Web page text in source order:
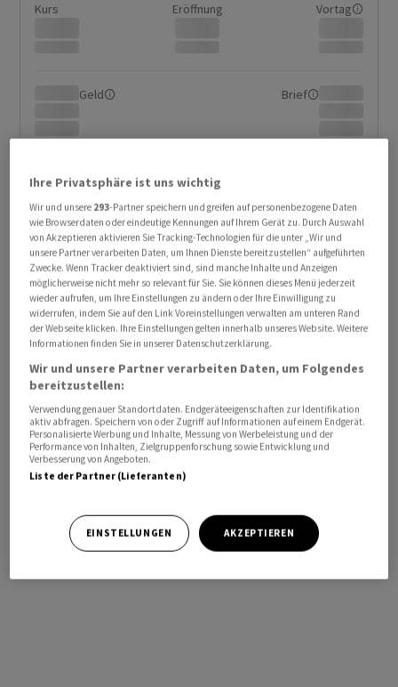
Kurs Eröffnung Vortag
Geld Brief
KURSENTWICKLUNG
Sie erhalten verzögerte Kurse.
Jetzt Realtime Daten erhalten
Ihre Privatsphäre ist uns wichtig
Wir und unsere 293-Partner speichern und greifen auf personenbezogene Daten
wie Browserdaten oder eindeutige Kennungen auf Ihrem Gerät zu. Durch Auswahl
von Akzeptieren aktivieren Sie Tracking-Technologien für die unter „Wir und
unsere Partner verarbeiten Daten, um Ihnen Dienste bereitzustellen“ aufgeführten
Zwecke. Wenn Tracker deaktiviert sind, sind manche Inhalte und Anzeigen
möglicherweise nicht mehr so relevant für Sie. Sie können dieses Menü jederzeit
wieder aufrufen, um Ihre Einstellungen zu ändern oder Ihre Einwilligung zu
widerrufen, indem Sie auf den Link Voreinstellungen verwalten am unteren Rand
der Webseite klicken. Ihre Einstellungen gelten innerhalb unseres Website. Weitere
Informationen finden Sie in unserer Datenschutzerklärung.
Wir und unsere Partner verarbeiten Daten, um Folgendes
bereitzustellen:
Verwendung genauer Standortdaten. Endgeräteeigenschaften zur Identifikation
aktiv abfragen. Speichern von oder Zugriff auf Informationen auf einem Endgerät.
Personalisierte Werbung und Inhalte, Messung von Werbeleistung und der
Performance von Inhalten, Zielgruppenforschung sowie Entwicklung und
Verbesserung von Angeboten.
Liste der Partner (Lieferanten)
EINSTELLUNGEN AKZEPTIEREN